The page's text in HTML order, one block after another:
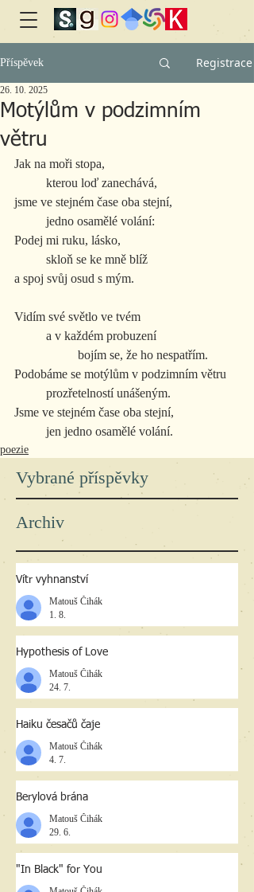
Příspěvek Registrace
Motýlům v podzimním
větru
26. 10. 2025
Jak na moři stopa,
	kterou loď zanechává,
jsme ve stejném čase oba stejní,
	jedno osamělé volání:
Podej mi ruku, lásko,
	skloň se ke mně blíž
a spoj svůj osud s mým.
Vidím své světlo ve tvém
	a v každém probuzení
		bojím se, že ho nespatřím.
Podobáme se motýlům v podzimním větru
	prozřetelností unášeným.
Jsme ve stejném čase oba stejní,
	jen jedno osamělé volání.
poezie
Vybrané příspěvky
Archiv
Vítr vyhnanství
Matouš Čihák
1. 8.
Hypothesis of Love
Matouš Čihák
24. 7.
Haiku česačů čaje
Matouš Čihák
4. 7.
Berylová brána
Matouš Čihák
29. 6.
"In Black" for You